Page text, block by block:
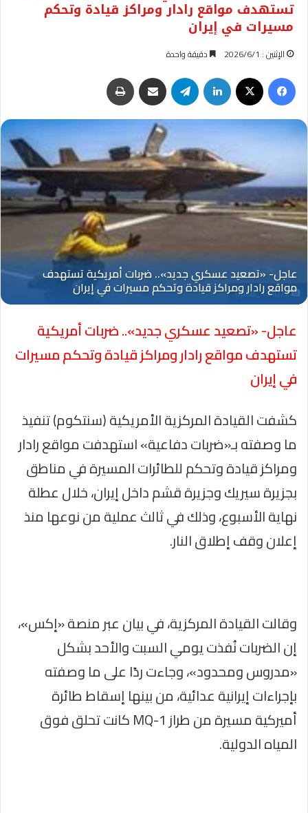
تستهدف مواقع رادار ومراكز قيادة وتحكم
مسيرات في إيران
الإثنين : 2026/6/1 دقيقة واحدة
فيسبوك لينكدإن تيلقرام مشاركة عبر البريد
Oplus_131072
عاجل- «تصعيد عسكري جديد».. ضربات أمريكية
تستهدف مواقع رادار ومراكز قيادة وتحكم مسيرات
في إيران
كشفت القيادة المركزية الأمريكية (سنتكوم) تنفيذ
ما وصفته بـ«ضربات دفاعية» استهدفت مواقع رادار
ومراكز قيادة وتحكم للطائرات المسيرة في مناطق
بجزيرة سيريك وجزيرة قشم داخل إيران، خلال عطلة
نهاية الأسبوع، وذلك في ثالث عملية من نوعها منذ
إعلان وقف إطلاق النار.
وقالت القيادة المركزية، في بيان عبر منصة «إكس»،
إن الضربات نُفذت يومي السبت والأحد بشكل
«مدروس ومحدود»، وجاءت ردًا على ما وصفته
بإجراءات إيرانية عدائية، من بينها إسقاط طائرة
أميركية مسيرة من طراز MQ-1 كانت تحلق فوق
المياه الدولية.